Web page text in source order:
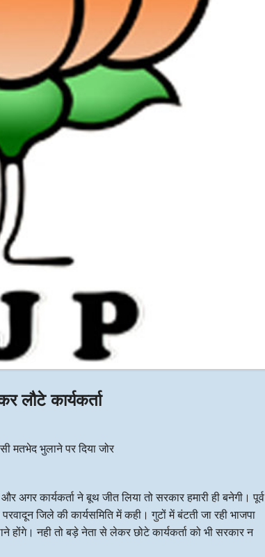
लौटे कार्यकर्ता
मतभेद भुलाने पर दिया जोर
कार्यकर्ता ने बूथ जीत लिया तो सरकार हमारी ही बनेगी। पूर्व
जिले की कार्यसमिति में कही। गुटों में बंटती जा रही भाजपा
होंगे। नही तो बड़े नेता से लेकर छोटे कार्यकर्ता को भी सरकार न